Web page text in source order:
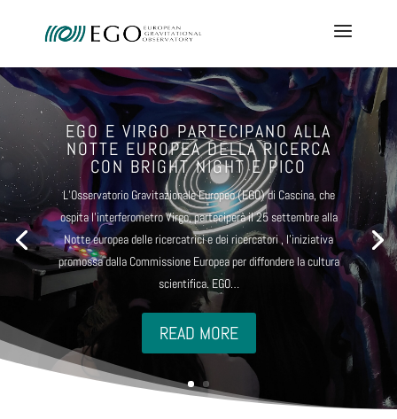
EGO E VIRGO PARTECIPANO ALLA
NOTTE EUROPEA DELLA RICERCA
CON BRIGHT NIGHT E PICO
L’Osservatorio Gravitazionale Europeo (EGO) di Cascina, che
ospita l’interferometro Virgo, parteciperà il 25 settembre alla
Notte europea delle ricercatrici e dei ricercatori , l’iniziativa
promossa dalla Commissione Europea per diffondere la cultura
scientifica. EGO…
READ MORE